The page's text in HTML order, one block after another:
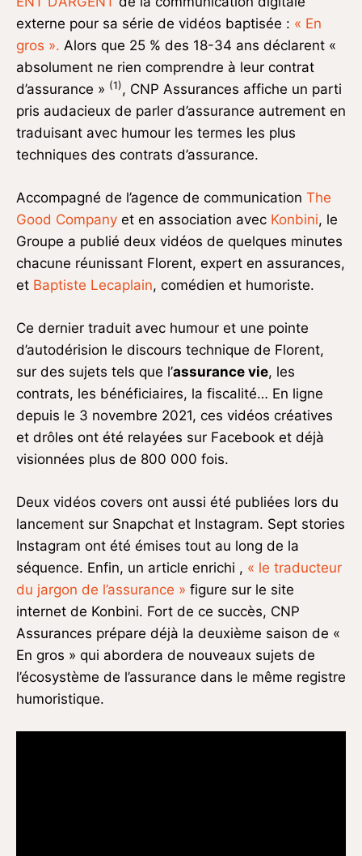
externe pour sa série de vidéos baptisée : « En
gros ». Alors que 25 % des 18-34 ans déclarent «
absolument ne rien comprendre à leur contrat
d’assurance » (1), CNP Assurances affiche un parti
pris audacieux de parler d’assurance autrement en
traduisant avec humour les termes les plus
techniques des contrats d’assurance.
Accompagné de l’agence de communication The
Good Company et en association avec Konbini, le
Groupe a publié deux vidéos de quelques minutes
chacune réunissant Florent, expert en assurances,
et Baptiste Lecaplain, comédien et humoriste.
Ce dernier traduit avec humour et une pointe
d’autodérision le discours technique de Florent,
sur des sujets tels que l’assurance vie, les
contrats, les bénéficiaires, la fiscalité… En ligne
depuis le 3 novembre 2021, ces vidéos créatives
et drôles ont été relayées sur Facebook et déjà
visionnées plus de 800 000 fois.
Deux vidéos covers ont aussi été publiées lors du
lancement sur Snapchat et Instagram. Sept stories
Instagram ont été émises tout au long de la
séquence. Enfin, un article enrichi , « le traducteur
du jargon de l’assurance » figure sur le site
internet de Konbini. Fort de ce succès, CNP
Assurances prépare déjà la deuxième saison de «
En gros » qui abordera de nouveaux sujets de
l’écosystème de l’assurance dans le même registre
humoristique.